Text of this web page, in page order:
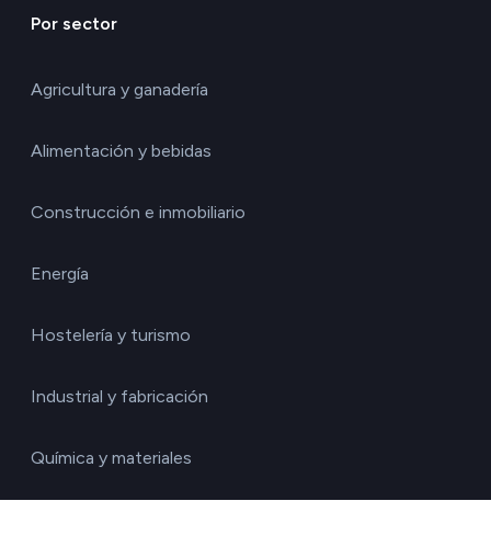
Por sector
Agricultura y ganadería
Alimentación y bebidas
Construcción e inmobiliario
Energía
Hostelería y turismo
Industrial y fabricación
Química y materiales